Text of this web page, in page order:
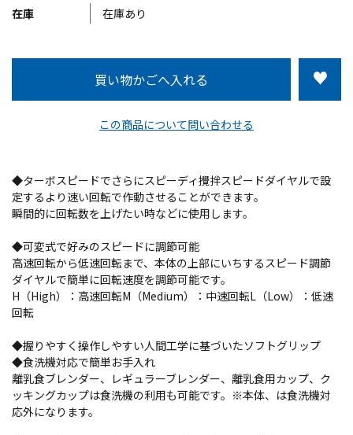
在庫 在庫あり
この商品について問い合わせる
◆ターボスピードでさらにスピーディ攪拌スピードダイヤルで設
定するより速い回転で作動させることができます。
瞬間的に回転数を上げたい時などに使用します。
◆可変式で好みのスピードに調節可能
高速回転から低速回転まで、本体の上部にいちするスピード調節
ダイヤルで簡単に回転速度を調節可能です。
H（High）：高速回転M（Medium）：中速回転L（Low）：低速
回転
◆握りやすく操作しやすい人間工学に基づいたソフトグリップ
◆食洗機対応で簡単お手入れ
離乳食ブレンダー、レギュラーブレンダー、離乳食用カップ、ク
ッキングカップは食洗機の利用も可能です。※本体、は食洗機対
応外になります。